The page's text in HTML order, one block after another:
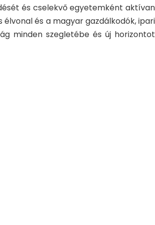
és cselekvő egyetemként aktívan
és a magyar gazdálkodók, ipari
minden szegletébe és új horizontot